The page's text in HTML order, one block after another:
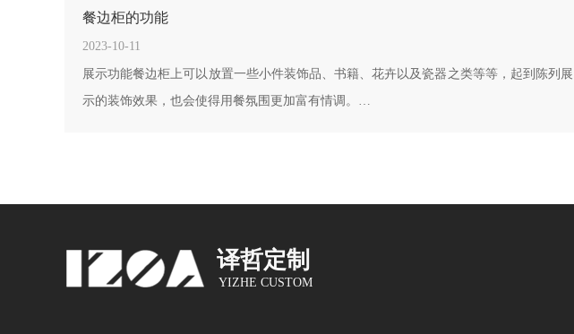
餐边柜的功能
2023-10-11
展示功能餐边柜上可以放置一些小件装饰品、书籍、花卉以及瓷器之类等等，起到陈列展
示的装饰效果，也会使得用餐氛围更加富有情调。…
译哲定制
YIZHE CUSTOM